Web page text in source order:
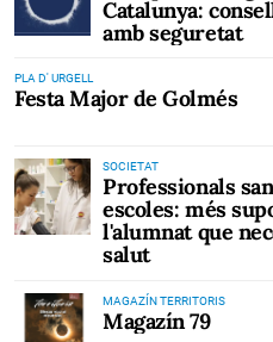
Catalunya:
amb seguretat
PLA D' URGELL
Festa Major de Golmés
SOCIETAT
Professionals
escoles: més
l'alumnat que
salut
MAGAZÍN TERRITORIS
Magazín 79